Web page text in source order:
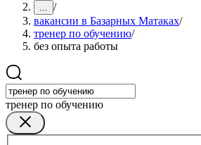
... /
вакансии в Базарных Матаках/
тренер по обучению/
без опыта работы
тренер по обучению